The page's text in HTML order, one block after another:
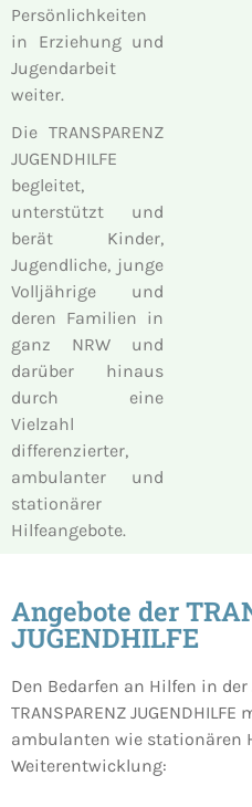
Persönlichkeiten
in Erziehung und
Jugendarbeit
weiter.
Die TRANSPARENZ
JUGENDHILFE
begleitet,
unterstützt und
berät Kinder,
Jugendliche, junge
Volljährige und
deren Familien in
ganz NRW und
darüber hinaus
durch eine
Vielzahl
differenzierter,
ambulanter und
stationärer
Hilfeangebote.
Angebote der
JUGENDHILFE
Den Bedarfen an Hilfen in
TRANSPARENZ
ambulanten wie stationären
Weiterentwicklung: